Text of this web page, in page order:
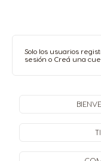
Solo los usuarios
sesión o Creá una